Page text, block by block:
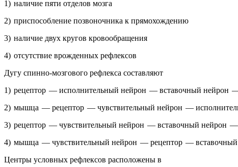
1) на­ли­чие пяти от­де­лов мозга
2) при­спо­соб­ле­ние по­зво­ноч­ни­ка к пря­мо­хож­де­нию
3) на­ли­чие двух кру­гов кро­во­об­ра­ще­ния
4) от­сут­ствие врож­ден­ных ре­флек­сов
Дугу спин­но-моз­го­во­го ре­флек­са со­став­ля­ют
1) ре­цеп­тор — ис­пол­ни­тель­ный ней­рон — вста­воч­ный ней­рон
2) мышца — ре­цеп­тор — чув­стви­тель­ный ней­рон —
3) ре­цеп­тор — чув­стви­тель­ный ней­рон — вста­воч­ный ней­рон
4) мышца — чув­стви­тель­ный ней­рон — ре­цеп­тор —
Цен­тры услов­ных ре­флек­сов рас­по­ло­же­ны в